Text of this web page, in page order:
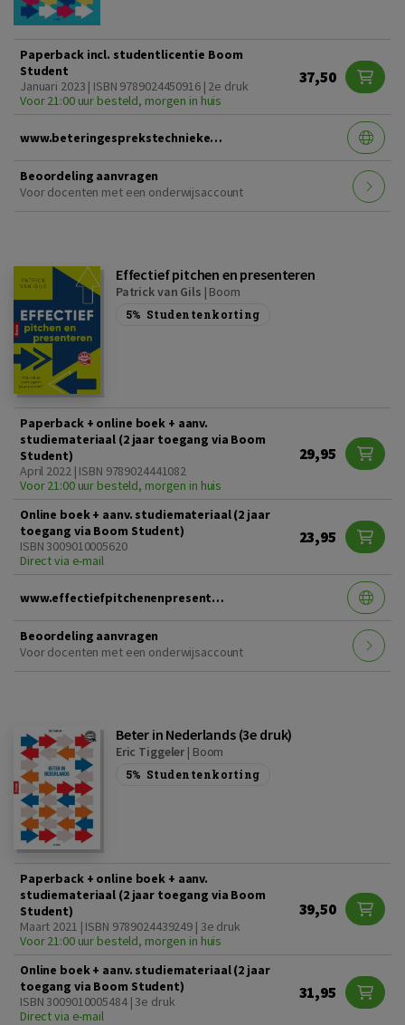
Paperback incl. studentlicentie Boom
Student
Januari 2023 | ISBN 9789024450916 | 2e druk
Voor 21:00 uur besteld, morgen in huis
37,50
www.beteringesprekstechnieken2edruk.nl
Beoordeling aanvragen
Voor docenten met een onderwijsaccount
Effectief pitchen en presenteren
Patrick van Gils | Boom
5% Studentenkorting
Paperback + online boek + aanv.
studiemateriaal (2 jaar toegang via Boom
Student)
April 2022 | ISBN 9789024441082
Voor 21:00 uur besteld, morgen in huis
29,95
Online boek + aanv. studiemateriaal (2 jaar
toegang via Boom Student)
ISBN 3009010005620
Direct via e-mail
23,95
www.effectiefpitchenenpresenteren.nl
Beoordeling aanvragen
Voor docenten met een onderwijsaccount
Beter in Nederlands (3e druk)
Eric Tiggeler | Boom
5% Studentenkorting
Paperback + online boek + aanv.
studiemateriaal (2 jaar toegang via Boom
Student)
Maart 2021 | ISBN 9789024439249 | 3e druk
Voor 21:00 uur besteld, morgen in huis
39,50
Online boek + aanv. studiemateriaal (2 jaar
toegang via Boom Student)
ISBN 3009010005484 | 3e druk
Direct via e-mail
31,95